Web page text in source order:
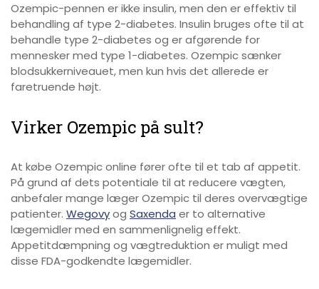
Ozempic-pennen er ikke insulin, men den er effektiv til
behandling af type 2-diabetes. Insulin bruges ofte til at
behandle type 2-diabetes og er afgørende for
mennesker med type 1-diabetes. Ozempic sænker
blodsukkerniveauet, men kun hvis det allerede er
faretruende højt.
Virker Ozempic på sult?
At købe Ozempic online fører ofte til et tab af appetit.
På grund af dets potentiale til at reducere vægten,
anbefaler mange læger Ozempic til deres overvægtige
patienter. Wegovyog Saxenda er to alternative
lægemidler med en sammenlignelig effekt.
Appetitdæmpning og vægtreduktion er muligt med
disse FDA-godkendte lægemidler.